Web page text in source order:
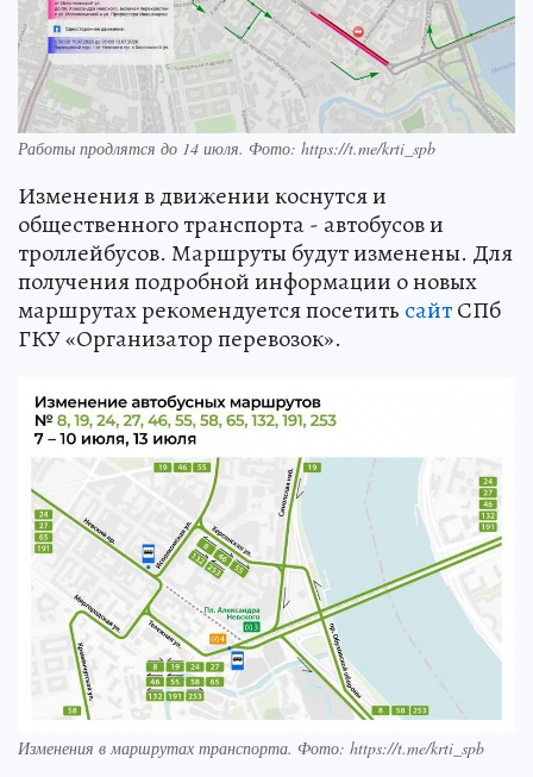
Работы продлятся до 14 июля. Фото: https://t.me/krti_spb
Изменения в движении коснутся и
общественного транспорта - автобусов и
троллейбусов. Маршруты будут изменены. Для
получения подробной информации о новых
маршрутах рекомендуется посетить сайтСПб
ГКУ «Организатор перевозок».
Изменения в маршрутах транспорта. Фото: https://t.me/krti_spb